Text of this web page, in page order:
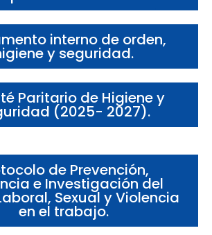
interno de orden,
y seguridad.
Paritario de Higiene y
(2025- 2027).
de Prevención,
e Investigación del
Sexual y Violencia
en el trabajo.